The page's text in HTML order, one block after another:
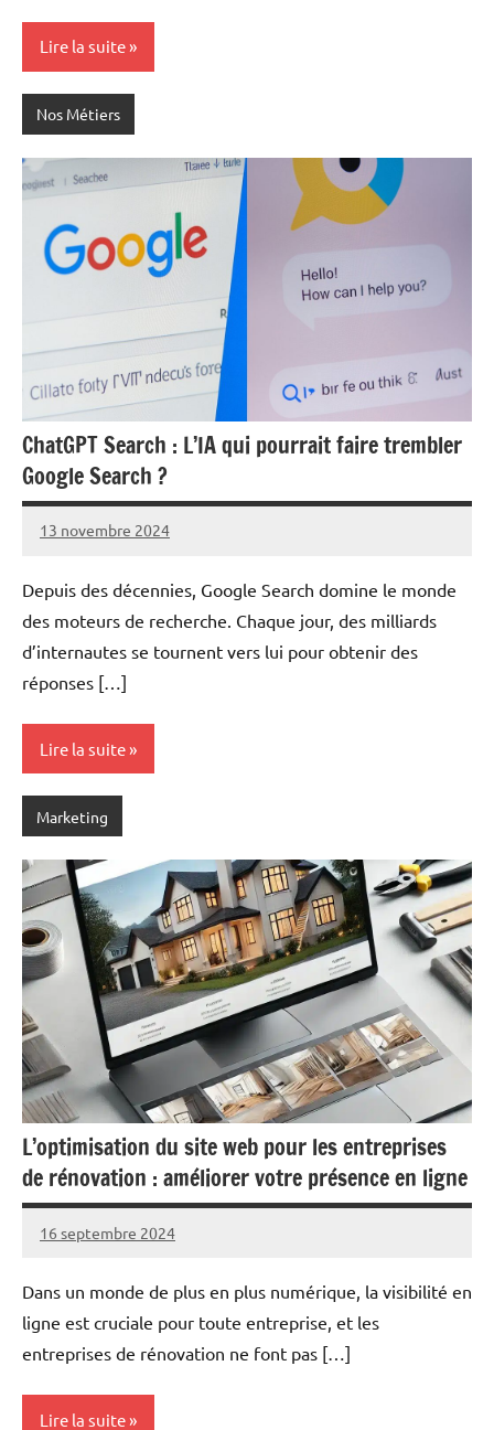
Lire la suite
Nos Métiers
ChatGPT Search : L’IA qui pourrait faire trembler
Google Search ?
13 novembre 2024
Marc
Depuis des décennies, Google Search domine le monde
des moteurs de recherche. Chaque jour, des milliards
d’internautes se tournent vers lui pour obtenir des
réponses […]
Lire la suite
Marketing
L’optimisation du site web pour les entreprises
de rénovation : améliorer votre présence en ligne
16 septembre 2024
Marc
Dans un monde de plus en plus numérique, la visibilité en
ligne est cruciale pour toute entreprise, et les
entreprises de rénovation ne font pas […]
Lire la suite